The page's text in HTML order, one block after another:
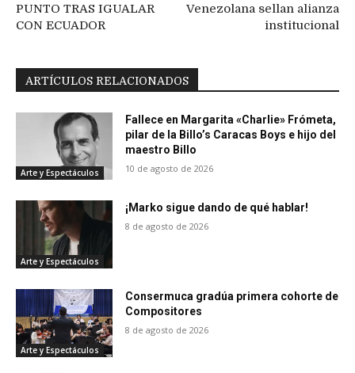
PUNTO TRAS IGUALAR
CON ECUADOR
Venezolana sellan alianza
institucional
ARTÍCULOS RELACIONADOS
Arte y Espectáculos
Fallece en Margarita «Charlie» Frómeta,
pilar de la Billo’s Caracas Boys e hijo del
maestro Billo
10 de agosto de 2026
Arte y Espectáculos
¡Marko sigue dando de qué hablar!
8 de agosto de 2026
Arte y Espectáculos
Consermuca gradúa primera cohorte de
Compositores
8 de agosto de 2026